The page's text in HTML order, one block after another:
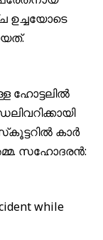
ഉച്ചയോടെ
ഹോട്ടലില്‍
കാര്‍
സഹോദരന്‍:
while